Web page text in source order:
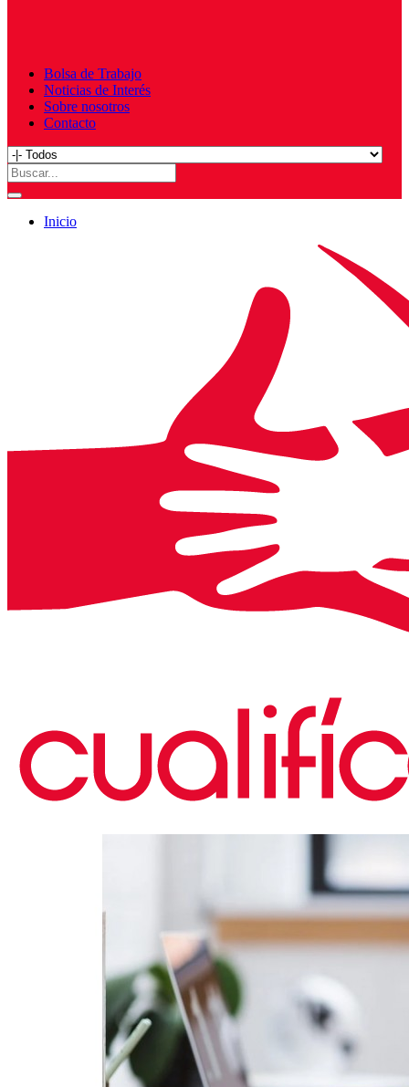
Bolsa de Trabajo
Noticias de Interés
Sobre nosotros
Contacto
Inicio